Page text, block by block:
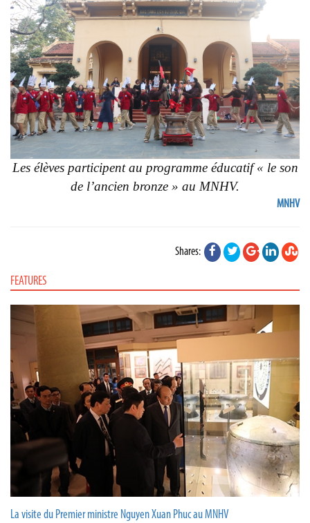
Les élèves participent au programme éducatif « le son
de l’ancien bronze » au MNHV.
MNHV
Shares:
FEATURES
La visite du Premier ministre Nguyen Xuan Phuc au MNHV